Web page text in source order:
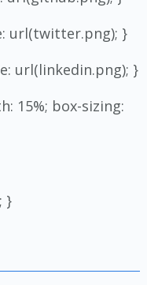
url(twitter.png); }
url(linkedin.png); }
15%; box-sizing:
}